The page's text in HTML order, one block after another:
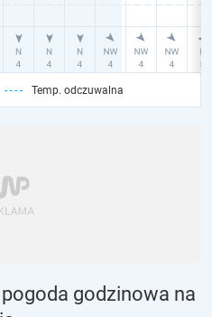
Temp. odczuwalna
godzinowa na